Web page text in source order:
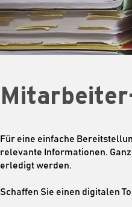
Für eine einfache
relevante Informationen.
erledigt werden.
Schaffen Sie einen digitalen